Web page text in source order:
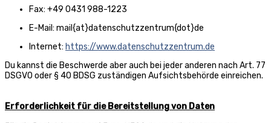
Fax: +49 0431 988-1223
E-Mail: mail{at}datenschutzzentrum{dot}de
Internet: https://www.datenschutzzentrum.de
Du kannst die Beschwerde aber auch bei jeder anderen nach Art. 77
DSGVO oder § 40 BDSG zuständigen Aufsichtsbehörde einreichen.
Erforderlichkeit für die Bereitstellung von Daten